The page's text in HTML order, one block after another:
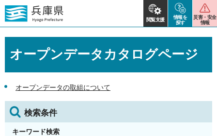
閲覧支援
情報を
探す
災害・安全
情報
オープンデータカタログページ
オープンデータの取組について
検索条件
キーワード検索